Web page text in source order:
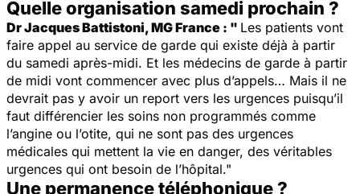
Quelle organisation samedi prochain ?
Dr Jacques Battistoni, MG France : " Les patients vont
faire appel au service de garde qui existe déjà à partir
du samedi après-midi. Et les médecins de garde à partir
de midi vont commencer avec plus d’appels… Mais il ne
devrait pas y avoir un report vers les urgences puisqu’il
faut différencier les soins non programmés comme
l’angine ou l’otite, qui ne sont pas des urgences
médicales qui mettent la vie en danger, des véritables
urgences qui ont besoin de l’hôpital."
Une permanence téléphonique ?